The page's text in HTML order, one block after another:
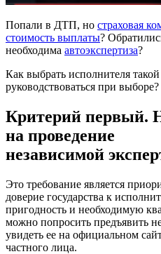
Попали в ДТП, но страховая
стоимость выплаты?
необходима автоэкспертиза?
Как выбрать исполнителя
руководствоваться при выборе?
Критерий первый.
на проведение
независимой
Это требование является
доверие государства к
пригодность и необходимую
можно попросить предъявить
увидеть ее на официальном
частного лица.